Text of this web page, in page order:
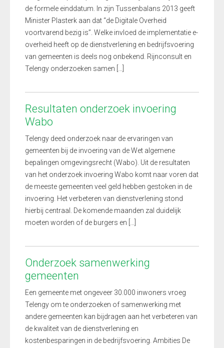
de formele einddatum. In zijn Tussenbalans 2013 geeft
Minister Plasterk aan dat “de Digitale Overheid
voortvarend bezig is”. Welke invloed de implementatie e-
overheid heeft op de dienstverlening en bedrijfsvoering
van gemeenten is deels nog onbekend. Rijnconsult en
Telengy onderzoeken samen […]
Resultaten onderzoek invoering
Wabo
Telengy deed onderzoek naar de ervaringen van
gemeenten bij de invoering van de Wet algemene
bepalingen omgevingsrecht (Wabo). Uit de resultaten
van het onderzoek invoering Wabo komt naar voren dat
de meeste gemeenten veel geld hebben gestoken in de
invoering. Het verbeteren van dienstverlening stond
hierbij centraal. De komende maanden zal duidelijk
moeten worden of de burgers en […]
Onderzoek samenwerking
gemeenten
Een gemeente met ongeveer 30.000 inwoners vroeg
Telengy om te onderzoeken of samenwerking met
andere gemeenten kan bijdragen aan het verbeteren van
de kwaliteit van de dienstverlening en
kostenbesparingen in de bedrijfsvoering. Ambities De